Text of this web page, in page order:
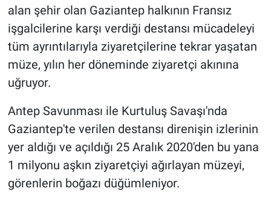
alan şehir olan Gaziantep halkının Fransız
işgalcilerine karşı verdiği destansı mücadeleyi
tüm ayrıntılarıyla ziyaretçilerine tekrar yaşatan
müze, yılın her döneminde ziyaretçi akınına
uğruyor.
Antep Savunması ile Kurtuluş Savaşı'nda
Gaziantep'te verilen destansı direnişin izlerinin
yer aldığı ve açıldığı 25 Aralık 2020'den bu yana
1 milyonu aşkın ziyaretçiyi ağırlayan müzeyi,
görenlerin boğazı düğümleniyor.